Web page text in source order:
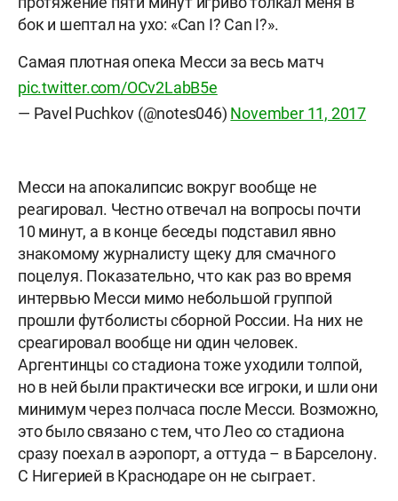
бок и шептал на ухо: «Can I? Can I?».
Самая плотная опека Месси за весь матч
pic.twitter.com/OCv2LabB5e
— Pavel Puchkov (@notes046) November 11, 2017
Месси на апокалипсис вокруг вообще не
реагировал. Честно отвечал на вопросы почти
10 минут, а в конце беседы подставил явно
знакомому журналисту щеку для смачного
поцелуя. Показательно, что как раз во время
интервью Месси мимо небольшой группой
прошли футболисты сборной России. На них не
среагировал вообще ни один человек.
Аргентинцы со стадиона тоже уходили толпой,
но в ней были практически все игроки, и шли они
минимум через полчаса после Месси. Возможно,
это было связано с тем, что Лео со стадиона
сразу поехал в аэропорт, а оттуда – в Барселону.
С Нигерией в Краснодаре он не сыграет.